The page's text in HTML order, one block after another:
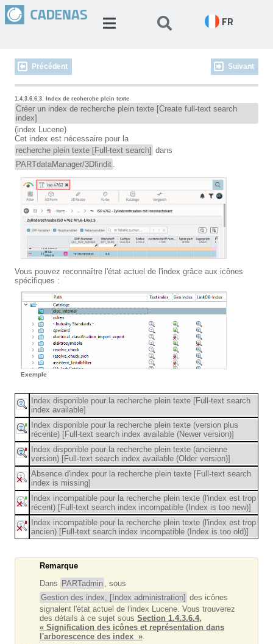
FR
Précédent Suivant
1.4.3.6.6.3. Index de recherche plein texte
Créer un index de recherche plein texte [Create full-text search
index]
(index Lucene)
Cet index est nécessaire pour la
recherche plein texte [Full-text search] dans
PARTdataManager/3Dfindit .
Vous pouvez reconnaître l'état actuel de l'index grâce aux icônes
spécifiques :
Exemple
Index disponible pour la recherche plein texte [Full-text search
index available]
Index disponible pour la recherche plein texte (version plus
récente) [Full-text search index available (Newer version)]
Index disponible pour la recherche plein texte (ancienne
version) [Full-text search index available (Older version)]
Absence d'index pour la recherche plein texte [Full-text search
index is missing]
Index incompatible pour la recherche plein texte (l'index est trop
récent) [Full-text search index incompatible (Index is too new)]
Index incompatible pour la recherche plein texte (l'index est trop
ancien) [Full-text search index incompatible (Index is too old)]
Remarque
Dans PARTadmin , sous
Gestion des index, [Index administration] des icônes
signalent l'état actuel de l'index Lucene. Vous trouverez
des détails à ce sujet sous Section 1.4.3.6.4,
« Signification des icônes et représentation dans
l'arborescence des index ».